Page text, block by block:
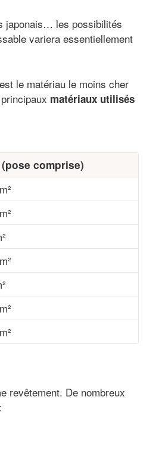
japonais… les possibilités
variera essentiellement
le matériau le moins cher
matériaux utilisés
comprise)
revêtement. De nombreux